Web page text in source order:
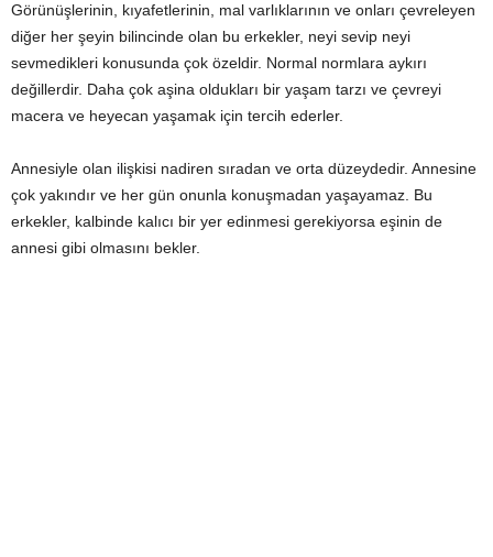
Görünüşlerinin, kıyafetlerinin, mal varlıklarının ve onları çevreleyen
diğer her şeyin bilincinde olan bu erkekler, neyi sevip neyi
sevmedikleri konusunda çok özeldir. Normal normlara aykırı
değillerdir. Daha çok aşina oldukları bir yaşam tarzı ve çevreyi
macera ve heyecan yaşamak için tercih ederler.
Annesiyle olan ilişkisi nadiren sıradan ve orta düzeydedir. Annesine
çok yakındır ve her gün onunla konuşmadan yaşayamaz. Bu
erkekler, kalbinde kalıcı bir yer edinmesi gerekiyorsa eşinin de
annesi gibi olmasını bekler.